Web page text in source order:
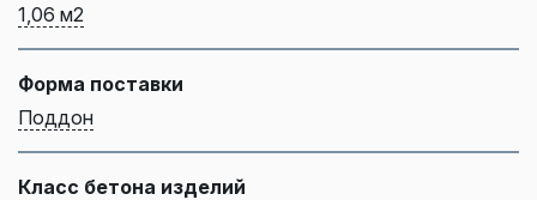
1,06 м2
Форма поставки
Поддон
Класс бетона изделий